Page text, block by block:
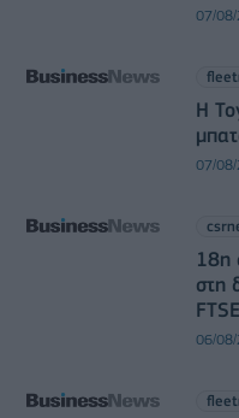
07/
Η
07/
18η
στη
06/